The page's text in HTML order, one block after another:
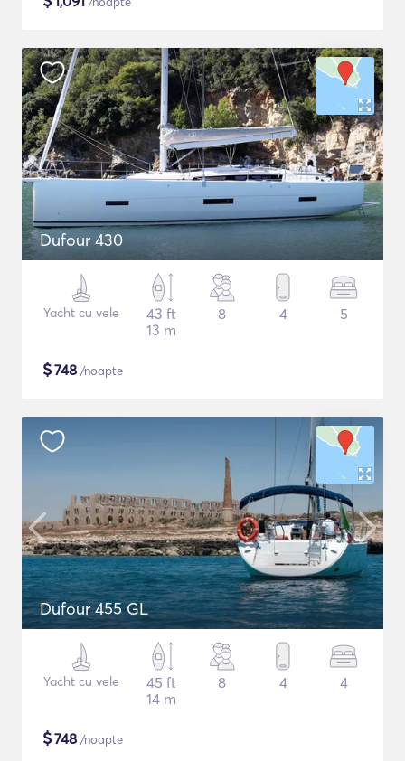
Dufour 430
Yacht cu vele
43 ft
13 m
8 4 5
$748 /noapte
Dufour 455 GL
Yacht cu vele
45 ft
14 m
8 4 4
$748 /noapte